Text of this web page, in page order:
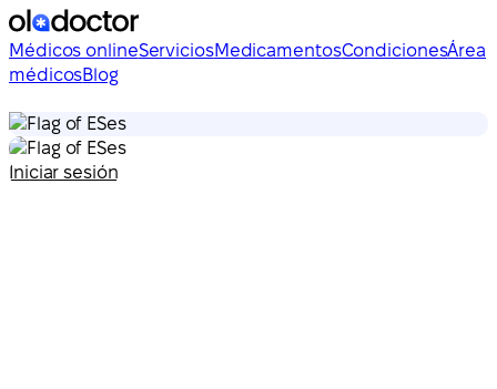
Médicos onlineServiciosMedicamentosCondicionesÁrea
médicosBlog
es
es
Iniciar sesión